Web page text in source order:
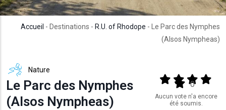
Accueil - Destinations - R.U. of Rhodope - Le Parc des Nymphes
(Alsos Nympheas)
Nature
Le Parc des Nymphes
(Alsos Nympheas)
Output format
(star)(star)(star)
(star)
0
Aucun vote n'a encore
été soumis.